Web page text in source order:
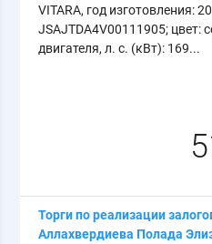
VITARA, год изготовления:
JSAJTDA4V00111905; цвет:
двигателя, л. с. (кВт): 169...
Торги по реализации
Аллахвердиева Полада